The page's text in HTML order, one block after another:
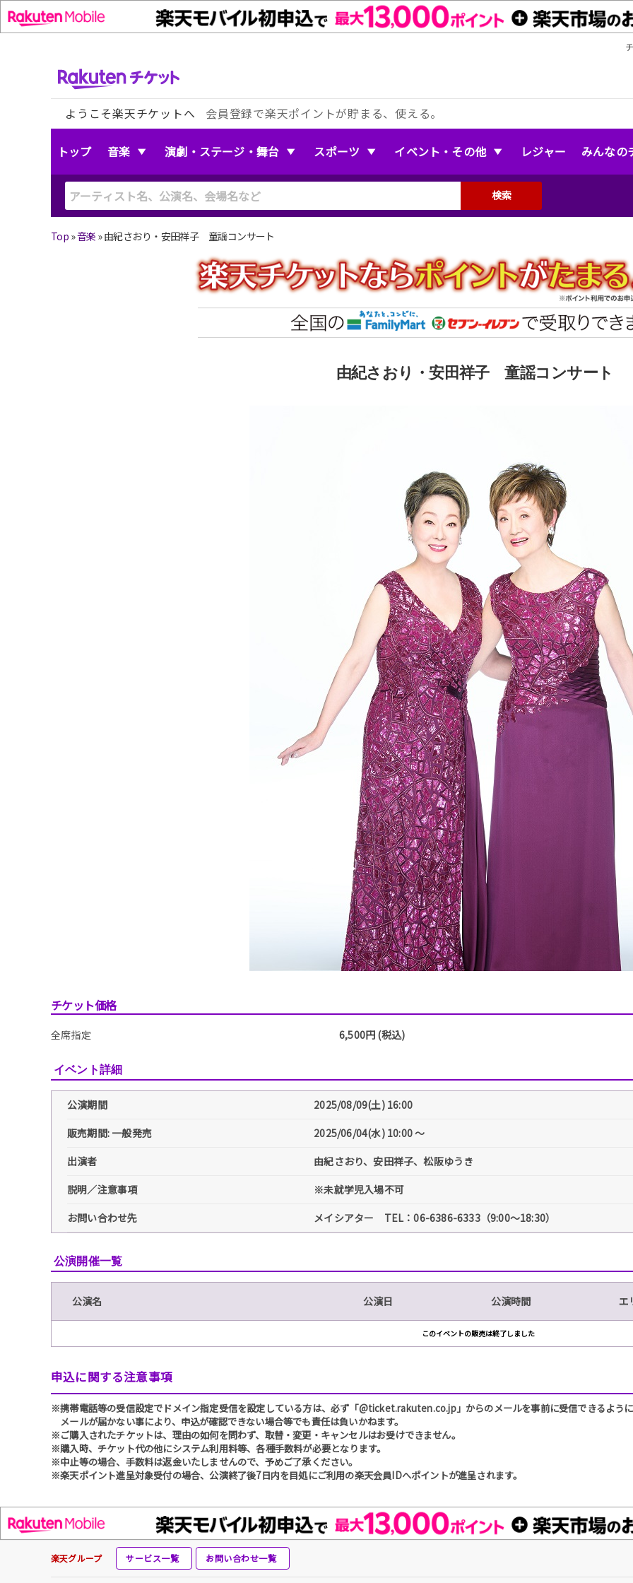
ようこそ楽天チケットへ 会員登録で楽天ポイントが貯まる、使える。
トップ 音楽 演劇・ステージ・舞台 スポーツ イベント・その他 レジャー みんなの
検索
Top »音楽 »由紀さおり・安田祥子 童謡コンサート
由紀さおり・安田祥子 童謡コンサート
チケット価格
全席指定 6,500円 (税込)
イベント詳細
公演期間
2025/08/09(土) 16:00
販売期間: 一般発売
2025/06/04(水) 10:00 〜
出演者
由紀さおり、安田祥子、松阪ゆうき
説明／注意事項
※未就学児入場不可
お問い合わせ先
メイシアター TEL：06-6386-6333（9:00～18:30）
公演開催一覧
公演名 公演日 公演時間 エ
このイベントの販売は終了しました
申込に関する注意事項
※携帯電話等の受信設定でドメイン指定受信を設定している方は、必ず「@ticket.rakuten.co.jp」からのメールを事前に受信できるように
メールが届かない事により、申込が確認できない場合等でも責任は負いかねます。
※ご購入されたチケットは、理由の如何を問わず、取替・変更・キャンセルはお受けできません。
※購入時、チケット代の他にシステム利用料等、各種手数料が必要となります。
※中止等の場合、手数料は返金いたしませんので、予めご了承ください。
※楽天ポイント進呈対象受付の場合、公演終了後7日内を目処にご利用の楽天会員IDへポイントが進呈されます。
楽天グループ サービス一覧 お問い合わせ一覧